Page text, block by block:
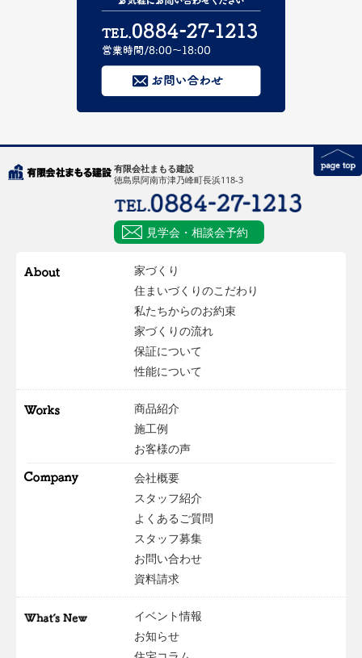
有限会社まもる建設
徳島県阿南市津乃峰町長浜118-3
見学会・相談会予約
家づくり
住まいづくりのこだわり
私たちからのお約束
家づくりの流れ
保証について
性能について
商品紹介
施工例
お客様の声
会社概要
スタッフ紹介
よくあるご質問
スタッフ募集
お問い合わせ
資料請求
イベント情報
お知らせ